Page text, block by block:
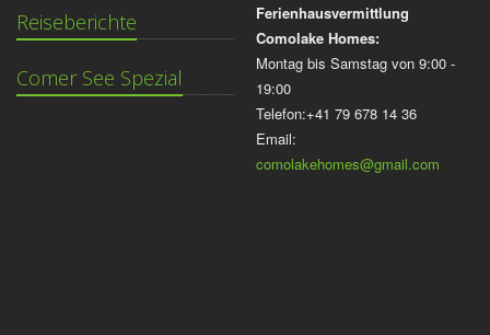
Reiseberichte
Comer See Spezial
Ferienhausvermittlung
Comolake Homes:
Montag bis Samstag von 9:00 -
19:00
Telefon:+41 79 678 14 36
Email:
comolakehomes@gmail.com